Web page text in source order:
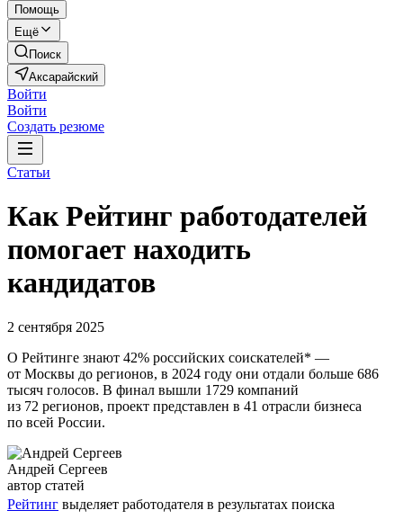
Помощь
Ещё
Поиск
Аксарайский
Войти
Войти
Создать резюме
Статьи
Как Рейтинг работодателей
помогает находить
кандидатов
2 сентября 2025
О Рейтинге знают 42% российских соискателей* —
от Москвы до регионов, в 2024 году они отдали больше 686
тысяч голосов. В финал вышли 1729 компаний
из 72 регионов, проект представлен в 41 отрасли бизнеса
по всей России.
Андрей Сергеев
автор статей
Рейтинг выделяет работодателя в результатах поиска